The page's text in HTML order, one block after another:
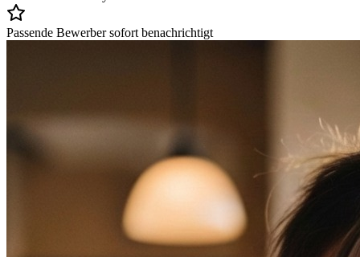
Passende Bewerber sofort benachrichtigt